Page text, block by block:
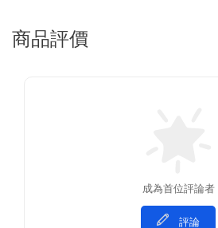
商品評價
成為首位評論者
評論